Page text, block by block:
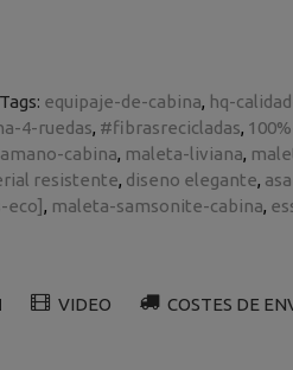
Tags: equipaje-de-cabina hq-
4-ruedas #fibrasrecicladas
cabina maleta-liviana
resistente diseno elegante
eco] maleta-samsonite-cabina
VIDEO COSTES DE